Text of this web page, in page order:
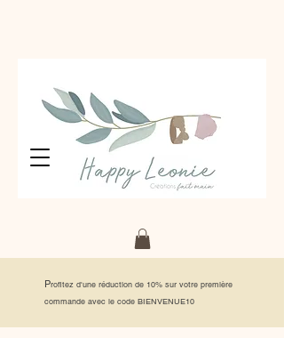
Profitez d'une réduction de 10% sur votre première
commande avec le code BIENVENUE10